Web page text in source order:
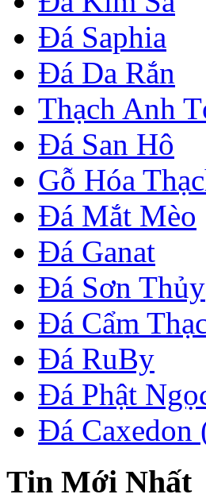
Đá Saphia
Đá Da Rắn
Thạch Anh
Đá San Hô
Gỗ Hóa
Đá Mắt Mèo
Đá Ganat
Đá Sơn Thủy
Đá Cẩm
Đá RuBy
Đá Phật
Đá Caxedon
Tin Mới Nhất